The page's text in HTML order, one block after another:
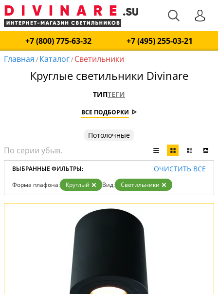
+7 (800) 775-63-32
+7 (495) 255-03-21
Главная / Каталог/ Светильники
Круглые светильники Divinare
ТИПТЕГИ
ВСЕ ПОДБОРКИ
Потолочные
ВЫБРАННЫЕ ФИЛЬТРЫ: ОЧИСТИТЬ ВСЕ
Форма плафона: Круглый Вид: Светильники